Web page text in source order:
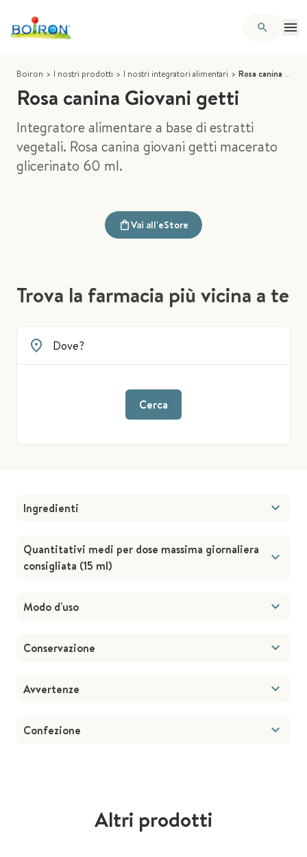
Boiron > I nostri prodotti > I nostri integratori alimentari > Rosa canina Giovani getti
Rosa canina Giovani getti
Integratore alimentare a base di estratti
vegetali. Rosa canina giovani getti macerato
glicerinato 60 ml.
Vai all'eStore
Trova la farmacia più vicina a te
Cerca
Ingredienti
Quantitativi medi per dose massima giornaliera
consigliata (15 ml)
Modo d'uso
Conservazione
Avvertenze
Confezione
Altri prodotti